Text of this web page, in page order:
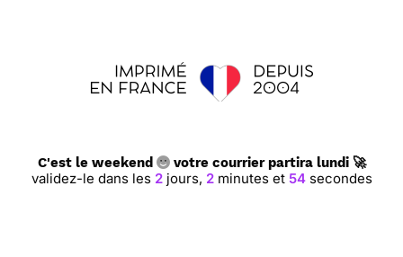
Le 08/11/2017 : Rigolo
⭐⭐⭐⭐ Le 25/10/2017 : C'est originale
C'est le weekend votre courrier partira lundi 🚀
validez-le dans les 2jours, 2minutes et 53secondes